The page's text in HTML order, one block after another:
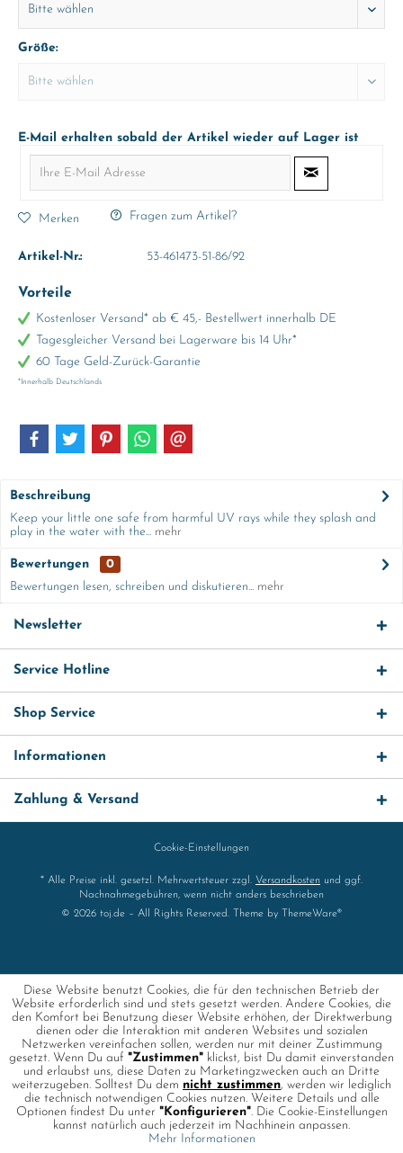
Größe:
E-Mail erhalten sobald der Artikel wieder auf Lager ist
Merken Fragen zum Artikel?
Artikel-Nr.: 53-461473-51-86/92
Vorteile
Kostenloser Versand* ab € 45,- Bestellwert innerhalb DE
Tagesgleicher Versand bei Lagerware bis 14 Uhr*
60 Tage Geld-Zurück-Garantie
*Innerhalb Deutschlands
Beschreibung
Keep your little one safe from harmful UV rays while they splash and
play in the water with the... mehr
Bewertungen
0
Bewertungen lesen, schreiben und diskutieren... mehr
Newsletter
Service Hotline
Shop Service
Informationen
Zahlung & Versand
Cookie-Einstellungen
* Alle Preise inkl. gesetzl. Mehrwertsteuer zzgl. Versandkosten und ggf.
Nachnahmegebühren, wenn nicht anders beschrieben
© 2026 toj.de – All Rights Reserved. Theme by
ThemeWare®
Diese Website benutzt Cookies, die für den technischen Betrieb der
Website erforderlich sind und stets gesetzt werden. Andere Cookies, die
den Komfort bei Benutzung dieser Website erhöhen, der Direktwerbung
dienen oder die Interaktion mit anderen Websites und sozialen
Netzwerken vereinfachen sollen, werden nur mit deiner Zustimmung
gesetzt. Wenn Du auf "Zustimmen" klickst, bist Du damit einverstanden
und erlaubst uns, diese Daten zu Marketingzwecken auch an Dritte
weiterzugeben. Solltest Du dem nicht zustimmen, werden wir lediglich
die technisch notwendigen Cookies nutzen. Weitere Details und alle
Optionen findest Du unter "Konfigurieren". Die Cookie-Einstellungen
kannst natürlich auch jederzeit im Nachhinein anpassen.
Mehr Informationen